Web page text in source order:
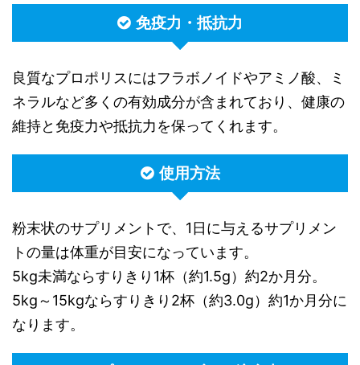
免疫力・抵抗力
良質なプロポリスにはフラボノイドやアミノ酸、ミ
ネラルなど多くの有効成分が含まれており、健康の
維持と免疫力や抵抗力を保ってくれます。
使用方法
粉末状のサプリメントで、1日に与えるサプリメン
トの量は体重が目安になっています。
5kg未満ならすりきり1杯（約1.5g）約2か月分。
5kg～15kgならすりきり2杯（約3.0g）約1か月分に
なります。